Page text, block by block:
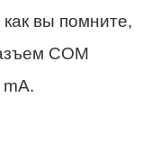
вы помните,
COM